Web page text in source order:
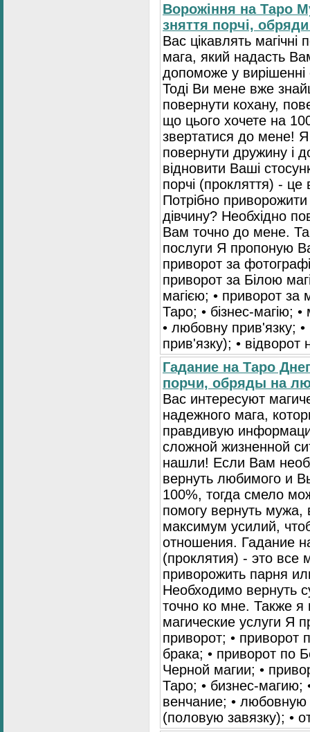
Ворожіння на Таро
зняття порчі,
Вас цікавлять
мага, який надасть
допоможе у вирішенні
Тоді Ви мене вже
повернути кохану,
що цього хочете на
звертатися до мене!
повернути дружину і
відновити Ваші
порчі (прокляття) - це
Потрібно
дівчину? Необхідно
Вам точно до мене.
послуги Я пропоную
приворот за
приворот за Білою
магією; • приворот за
Таро; • бізнес-магію;
• любовну прив'язку; •
прив'язку); • відворот
Гадание на Таро
порчи, обряды на
Вас интересуют
надежного мага,
правдивую
сложной жизненной
нашли! Если Вам
вернуть любимого и
100%, тогда смело
помогу вернуть мужа,
максимум усилий,
отношения. Гадание
(проклятия) - это все
приворожить парня
Необходимо вернуть
точно ко мне. Также
магические услуги Я
приворот; • приворот
брака; • приворот по
Черной магии; •
Таро; • бизнес-магию;
венчание; • любовную
(половую завязку); •